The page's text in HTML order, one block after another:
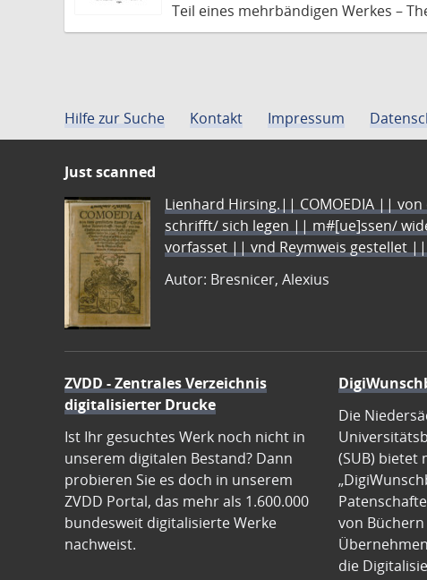
Teil eines mehrbändigen Werkes –
Hilfe zur Suche Kontakt Impressum
Just scanned
Lienhard Hirsing.|| COMOEDIA ||
schrifft/ sich legen || m#[ue]ssen/
vorfasset || vnd Reymweis gestellet
Autor: Bresnicer, Alexius
ZVDD - Zentrales Verzeichnis
digitalisierter Drucke
Ist Ihr gesuchtes Werk noch nicht in
unserem digitalen Bestand? Dann
probieren Sie es doch in unserem
ZVDD Portal, das mehr als 1.600.000
bundesweit digitalisierte Werke
nachweist.
Die
(SUB) bietet
von
die